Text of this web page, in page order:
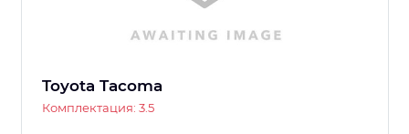
Toyota Tacoma
Комплектация: 3.5